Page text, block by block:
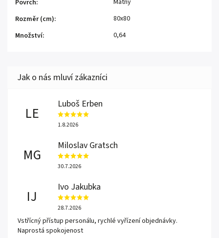
Povrch:
Rozměr (cm):
80x80
Množství: 0,64
LE
Luboš Erben
1.8.2026
MG
Miloslav Gratsch
30.7.2026
IJ
Ivo Jakubka
28.7.2026
Vstřícný přístup personálu, rychlé vyřízení objednávky.
Naprostá spokojenost